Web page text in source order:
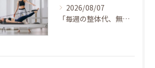
2026/08/07
「毎週の整体代、無駄だったかも…」30代の私がピラティスを始めたら、マッサージに通うのをすっかり忘れてた話 BEZEL神戸住吉店